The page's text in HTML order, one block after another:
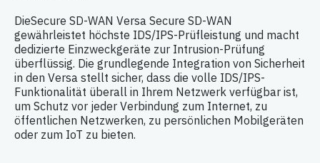
DieSecure SD-WAN Versa Secure SD-WAN
gewährleistet höchste IDS/IPS-Prüfleistung und macht
dedizierte Einzweckgeräte zur Intrusion-Prüfung
überflüssig. Die grundlegende Integration von Sicherheit
in den Versa stellt sicher, dass die volle IDS/IPS-
Funktionalität überall in Ihrem Netzwerk verfügbar ist,
um Schutz vor jeder Verbindung zum Internet, zu
öffentlichen Netzwerken, zu persönlichen Mobilgeräten
oder zum IoT zu bieten.